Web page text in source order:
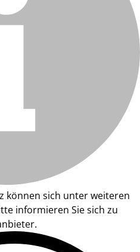
können sich unter weiteren
informieren Sie sich zu